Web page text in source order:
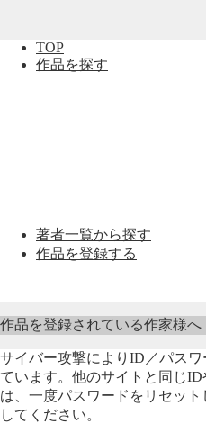
TOP
作品を探す
著者一覧から探す
作品を登録する
作品を登録されている作家様へ
サイバー攻撃によりID／パス
ています。他のサイトと同じ
は、一度パスワードをリセッ
してください。